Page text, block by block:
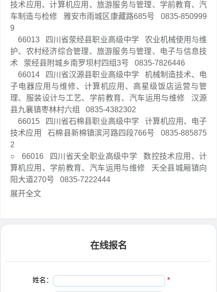
技术应用、计算机应用、旅游服务与管理、学前教育、汽
车制造与检修
雅安市雨城区康藏路685号
0835-850999
9
66013
四川省荥经县职业高级中学
农业机械使用与维
护、农村经济综合管理、旅游服务与管理、电子与信息技
术
荥经县附城乡南罗坝村四组3号
0835-7826446
66014
四川省汉源县职业高级中学
机械制造技术、电
子电器应用与维修、计算机应用、高星级饭店运营与管
理、服装设计与工艺、学前教育、汽车运用与维修
汉源
县九襄镇枣林村六组
0835-4382302
66015
四川省石棉县职业高级中学
计算机应用、电子
技术应用
石棉县新棉镇滨河路四段766号
0835-885875
2
○
66016 四川省天全职业高级中学
数控技术应用、计
算机应用、学前教育、汽车运用与维修
天全县城厢镇向
阳大道270号
0835-7222444
展开全文
在线报名
姓名： *